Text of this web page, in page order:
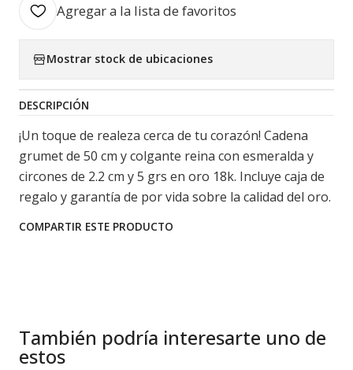
Agregar a la lista de favoritos
Mostrar stock de ubicaciones
DESCRIPCIÓN
¡Un toque de realeza cerca de tu corazón! Cadena
grumet de 50 cm y colgante reina con esmeralda y
circones de 2.2 cm y 5 grs en oro 18k. Incluye caja de
regalo y garantía de por vida sobre la calidad del oro.
COMPARTIR ESTE PRODUCTO
También podría interesarte uno de
estos